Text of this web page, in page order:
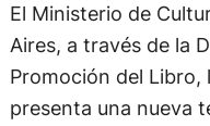
El Ministerio de
Aires, a través de la
Promoción del Libro,
presenta una nueva